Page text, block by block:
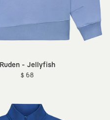
Ruden - Jellyfish
$ 68